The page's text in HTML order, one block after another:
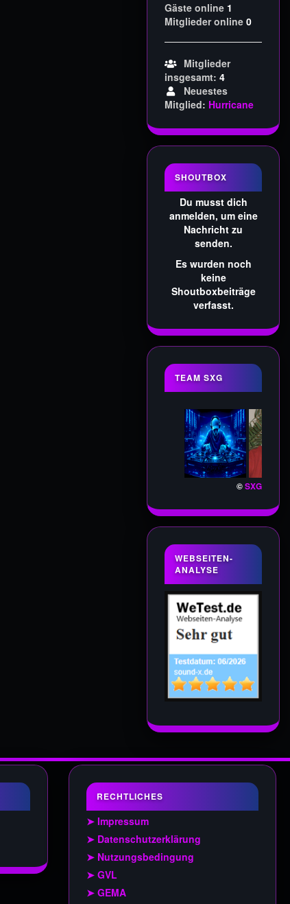
Gäste online 1
Mitglieder online 0
Mitglieder
insgesamt: 4
Neuestes
Mitglied: Hurricane
SHOUTBOX
Du musst dich
anmelden, um eine
Nachricht zu
senden.
Es wurden noch
keine
Shoutboxbeiträge
verfasst.
TEAM SXG
©SXG
WEBSEITEN-
ANALYSE
RECHTLICHES
➤ Impressum
➤ Datenschutzerklärung
➤ Nutzungsbedingung
➤ GVL
➤ GEMA